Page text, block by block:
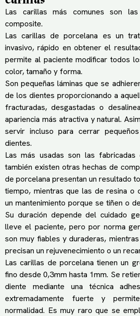
Las carillas más comunes son
composite.
Las carillas de porcelana es un
invasivo, rápido en obtener el
permite al paciente modificar todos
color, tamaño y forma.
Son pequeñas láminas que se
de los dientes proporcionando a
fracturadas, desgastadas o
apariencia más atractiva y natural.
servir incluso para cerrar
dientes.
Las más usadas son las fabricadas
también existen otras hechas de
de porcelana presentan un resultado
tiempo, mientras que las de resina o
un mantenimiento porque se tiñen o
Su duración depende del cuidado
lleve el paciente, pero por norma
son muy fiables y duraderas,
precisan un rejuvenecimiento o un
Las carillas de porcelana tienen un
fino desde 0,3mm hasta 1mm. Se
diente mediante una técnica
extremadamente fuerte y
normalidad. Es muy raro que se